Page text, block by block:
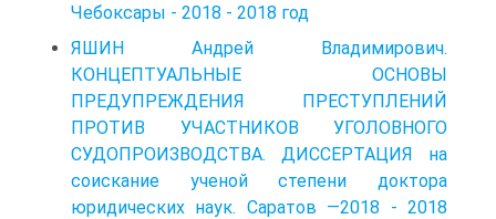
Чебоксары - 2018 - 2018 год
ЯШИН Андрей Владимирович.
КОНЦЕПТУАЛЬНЫЕ ОСНОВЫ
ПРЕДУПРЕЖДЕНИЯ ПРЕСТУПЛЕНИЙ
ПРОТИВ УЧАСТНИКОВ УГОЛОВНОГО
СУДОПРОИЗВОДСТВА. ДИССЕРТАЦИЯ на
соискание ученой степени доктора
юридических наук. Саратов —2018 - 2018